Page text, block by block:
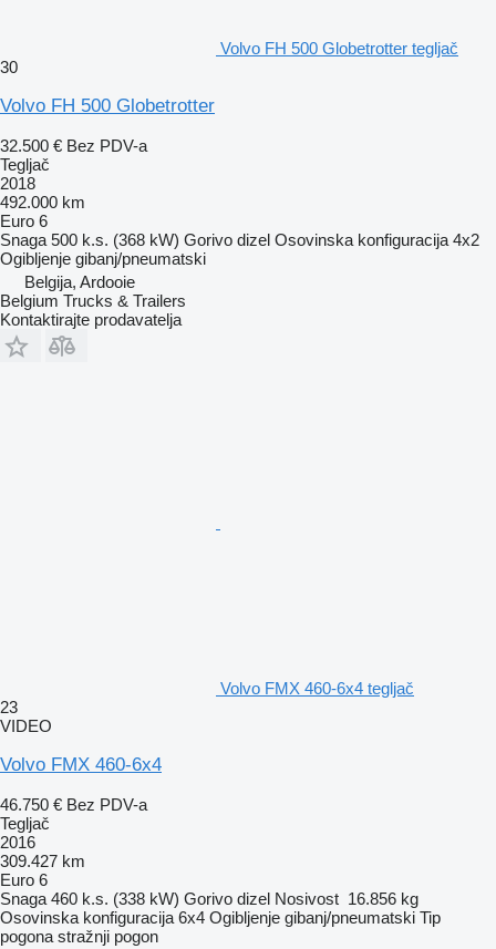
Volvo FH 500 Globetrotter tegljač
30
Volvo FH 500 Globetrotter
32.500 € Bez PDV-a
Tegljač
2018
492.000 km
Euro 6
Snaga 500 k.s. (368 kW) Gorivo dizel Osovinska konfiguracija 4x2
Ogibljenje gibanj/pneumatski
Belgija, Ardooie
Belgium Trucks & Trailers
Kontaktirajte prodavatelja
Volvo FMX 460-6x4 tegljač
23
VIDEO
Volvo FMX 460-6x4
46.750 € Bez PDV-a
Tegljač
2016
309.427 km
Euro 6
Snaga 460 k.s. (338 kW) Gorivo dizel Nosivost 16.856 kg
Osovinska konfiguracija 6x4 Ogibljenje gibanj/pneumatski Tip
pogona stražnji pogon